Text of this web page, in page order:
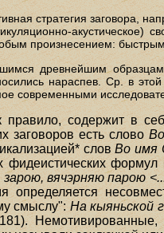
стратегия заговора,
акустическое)
произнесением:
древнейшим образцам
нараспев. Ср. в
современными
правило, содержит в
заговоров есть слово
словВо имя
фидеистических
вячэрняю парою
определяется
смыслу": На кыяньской